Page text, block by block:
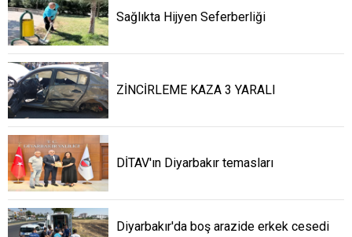
Sağlıkta Hijyen Seferberliği
ZİNCİRLEME KAZA 3 YARALI
DİTAV'ın Diyarbakır temasları
Diyarbakır'da boş arazide erkek cesedi